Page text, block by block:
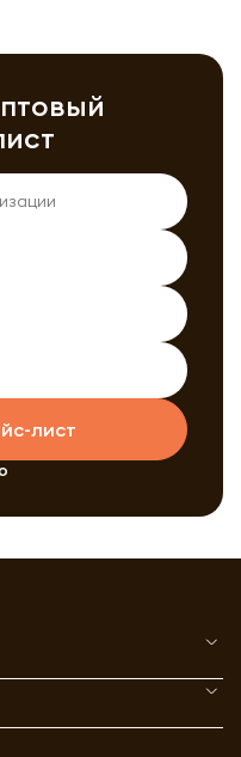
лист